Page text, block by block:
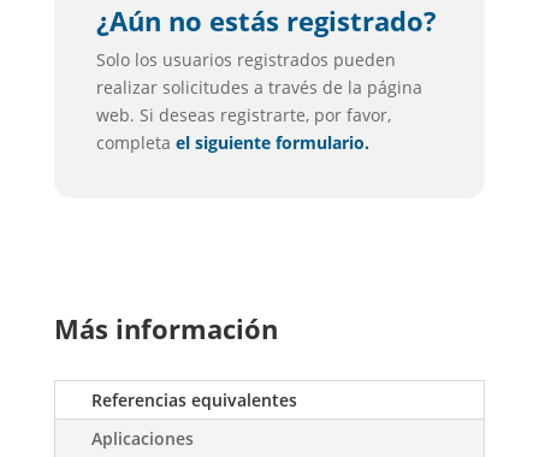
¿Aún no estás registrado?
Solo los usuarios registrados pueden
realizar solicitudes a través de la página
web. Si deseas registrarte, por favor,
completa el siguiente formulario.
Más información
Referencias equivalentes
Aplicaciones